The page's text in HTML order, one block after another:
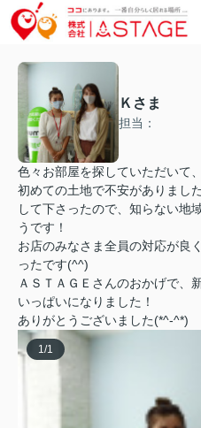
Ｋさま
担当：
色々お部屋を探していただいて
初めての土地で不安がありまし
して下さったので、知らない地
うです！
お店のみなさま全員の対応が良
ったです(^^)
ＡＳＴＡＧＥさんのおかげで、
いっぱいになりました！
ありがとうございました(*^-^*)
1/1